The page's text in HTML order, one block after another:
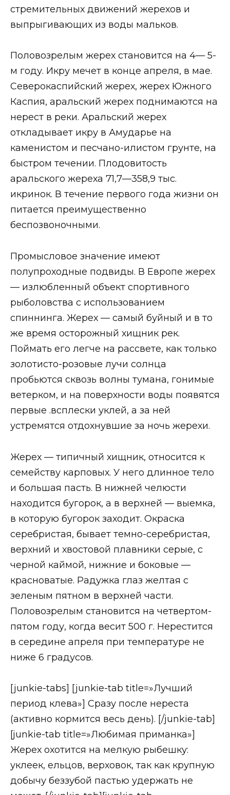
стремительных движений жерехов и
выпрыгивающих из воды мальков.
Половозрелым жерех становится на 4— 5-
м году. Икру мечет в конце апреля, в мае.
Северокаспийский жерех, жерех Южного
Каспия, аральский жерех поднимаются на
нерест в реки. Аральский жерех
откладывает икру в Амударье на
каменистом и песчано-илистом грунте, на
быстром течении. Плодовитость
аральского жереха 71,7—358,9 тыс.
икринок. В течение первого года жизни он
питается преимущественно
беспозвоночными.
Промысловое значение имеют
полупроходные подвиды. В Европе жерех
— излюбленный объект спортивного
рыболовства с использованием
спиннинга. Жерех — самый буйный и в то
же время осторожный хищник рек.
Поймать его легче на рассвете, как только
золотисто-розовые лучи солнца
пробьются сквозь волны тумана, гонимые
ветерком, и на поверхности воды появятся
первые .всплески уклей, а за ней
устремятся отдохнувшие за ночь жерехи.
Жерех — типичный хищник, относится к
семейству карповых. У него длинное тело
и большая пасть. В нижней челюсти
находится бугорок, а в верхней — выемка,
в которую бугорок заходит. Окраска
серебристая, бывает темно-серебристая,
верхний и хвостовой плавники серые, с
черной каймой, нижние и боковые —
красноватые. Радужка глаз желтая с
зеленым пятном в верхней части.
Половозрелым становится на четвертом-
пятом году, когда весит 500 г. Нерестится
в середине апреля при температуре не
ниже 6 градусов.
[junkie-tabs] [junkie-tab title=»Лучший
период клева»] Сразу после нереста
(активно кормится весь день). [/junkie-tab]
[junkie-tab title=»Любимая приманка»]
Жерех охотится на мелкую рыбешку:
уклеек, ельцов, верховок, так как крупную
добычу беззубой пастью удержать не